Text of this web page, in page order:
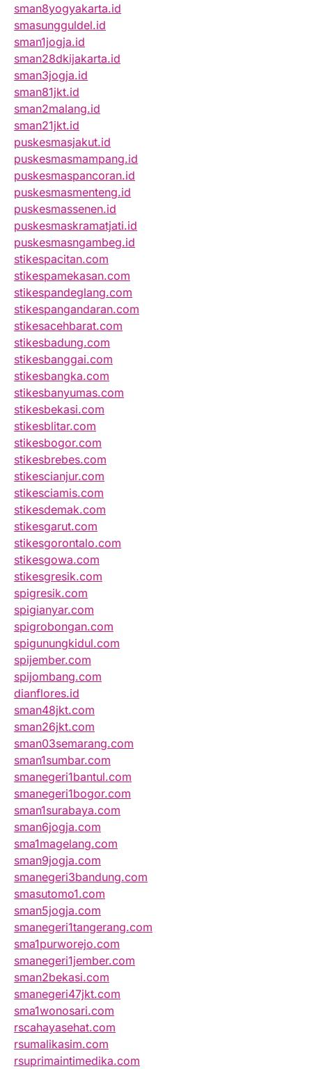
sman8yogyakarta.id
smasungguldel.id
sman1jogja.id
sman28dkijakarta.id
sman3jogja.id
sman81jkt.id
sman2malang.id
sman21jkt.id
puskesmasjakut.id
puskesmasmampang.id
puskesmaspancoran.id
puskesmasmenteng.id
puskesmassenen.id
puskesmaskramatjati.id
puskesmasngambeg.id
stikespacitan.com
stikespamekasan.com
stikespandeglang.com
stikespangandaran.com
stikesacehbarat.com
stikesbadung.com
stikesbanggai.com
stikesbangka.com
stikesbanyumas.com
stikesbekasi.com
stikesblitar.com
stikesbogor.com
stikesbrebes.com
stikescianjur.com
stikesciamis.com
stikesdemak.com
stikesgarut.com
stikesgorontalo.com
stikesgowa.com
stikesgresik.com
spigresik.com
spigianyar.com
spigrobongan.com
spigunungkidul.com
spijember.com
spijombang.com
dianflores.id
sman48jkt.com
sman26jkt.com
sman03semarang.com
sman1sumbar.com
smanegeri1bantul.com
smanegeri1bogor.com
sman1surabaya.com
sman6jogja.com
sma1magelang.com
sman9jogja.com
smanegeri3bandung.com
smasutomo1.com
sman5jogja.com
smanegeri1tangerang.com
sma1purworejo.com
smanegeri1jember.com
sman2bekasi.com
smanegeri47jkt.com
sma1wonosari.com
rscahayasehat.com
rsumalikasim.com
rsuprimaintimedika.com